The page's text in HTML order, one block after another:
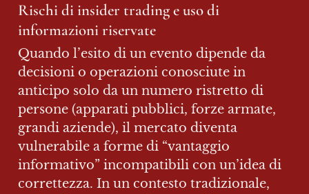
Rischi di insider trading e uso di
informazioni riservate
Quando l’esito di un evento dipende da
decisioni o operazioni conosciute in
anticipo solo da un numero ristretto di
persone (apparati pubblici, forze armate,
grandi aziende), il mercato diventa
vulnerabile a forme di “vantaggio
informativo” incompatibili con un’idea di
correttezza. In un contesto tradizionale,